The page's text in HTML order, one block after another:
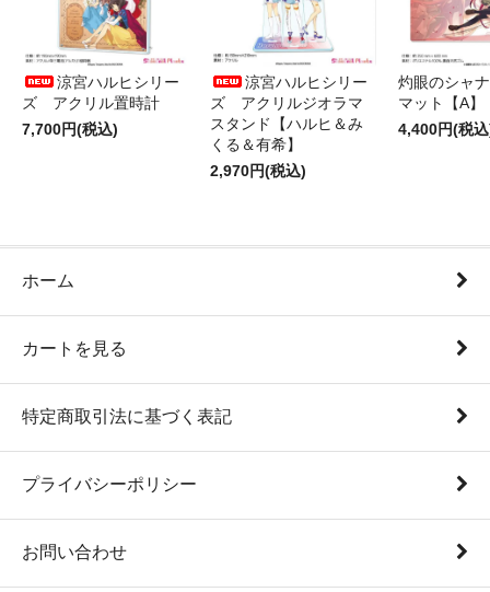
涼宮ハルヒシリー
ズ アクリル置時計
7,700円(税込)
涼宮ハルヒシリー
ズ アクリルジオラマ
スタンド【ハルヒ＆み
くる＆有希】
2,970円(税込)
灼眼のシャ
マット【A】
4,400円(税
ホーム
カートを見る
特定商取引法に基づく表記
プライバシーポリシー
お問い合わせ